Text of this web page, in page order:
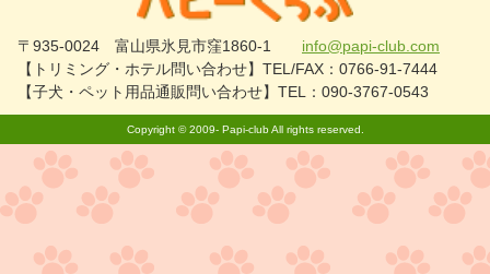
〒935-0024 富山県氷見市窪1860-1 info@papi-club.com
【トリミング・ホテル問い合わせ】TEL/FAX：0766-91-7444
【子犬・ペット用品通販問い合わせ】TEL：090-3767-0543
Copyright © 2009- Papi-clubAll rights reserved.